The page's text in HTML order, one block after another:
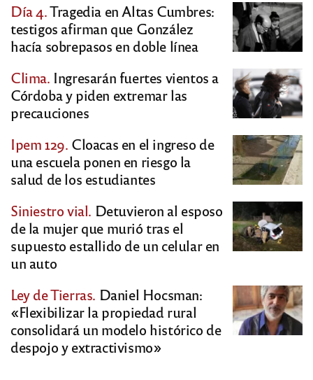
Día 4.Tragedia en Altas Cumbres:
testigos afirman que González
hacía sobrepasos en doble línea
Clima. Ingresarán fuertes vientos a
Córdoba y piden extremar las
precauciones
Ipem 129. Cloacas en el ingreso de
una escuela ponen en riesgo la
salud de los estudiantes
Siniestro vial. Detuvieron al esposo
de la mujer que murió tras el
supuesto estallido de un celular en
un auto
Ley de Tierras. Daniel Hocsman:
«Flexibilizar la propiedad rural
consolidará un modelo histórico de
despojo y extractivismo»